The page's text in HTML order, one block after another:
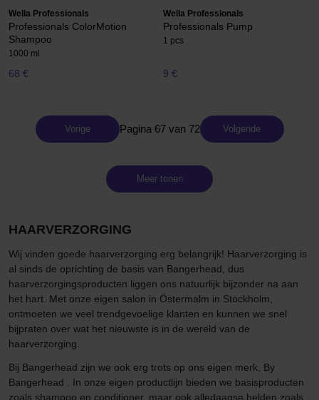
Wella Professionals
Professionals ColorMotion
Shampoo
1000 ml
68 €
Wella Professionals
Professionals Pump
1 pcs
9 €
Vorige Pagina 67 van 72 Volgende
Meer tonen
HAARVERZORGING
Wij vinden goede haarverzorging erg belangrijk! Haarverzorging is
al sinds de oprichting de basis van Bangerhead, dus
haarverzorgingsproducten liggen ons natuurlijk bijzonder na aan
het hart. Met onze eigen salon in Östermalm in Stockholm,
ontmoeten we veel trendgevoelige klanten en kunnen we snel
bijpraten over wat het nieuwste is in de wereld van de
haarverzorging.
Bij Bangerhead zijn we ook erg trots op ons eigen merk, By
Bangerhead . In onze eigen productlijn bieden we basisproducten
zoals shampoo en conditioner, maar ook alledaagse helden zoals